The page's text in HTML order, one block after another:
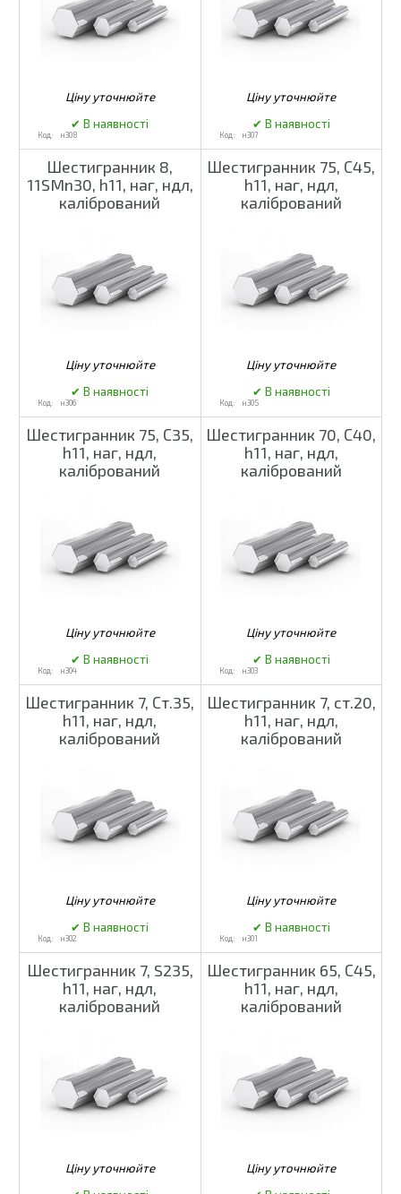
н308 н307
Шестигранник 8,
11SMn30, h11, наг, ндл,
калібрований
н306
Шестигранник 75, С45,
h11, наг, ндл,
калібрований
н305
Шестигранник 75, С35,
h11, наг, ндл,
калібрований
н304
Шестигранник 70, С40,
h11, наг, ндл,
калібрований
н303
Шестигранник 7, Ст.35,
h11, наг, ндл,
калібрований
н302
Шестигранник 7, ст.20,
h11, наг, ндл,
калібрований
н301
Шестигранник 7, S235,
h11, наг, ндл,
калібрований
Шестигранник 65, С45,
h11, наг, ндл,
калібрований